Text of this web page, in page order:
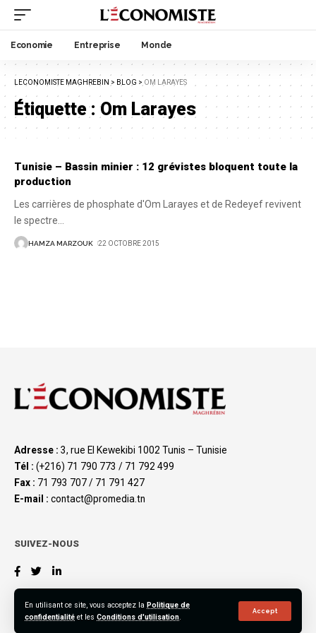
En utilisant ce site, vous acceptez la Politique de
confidentialité et les Conditions d'utilisation.
Accept
Economie Entreprise Monde
LECONOMISTE MAGHREBIN > BLOG > OM LARAYES
Étiquette :Om Larayes
Tunisie – Bassin minier : 12 grévistes bloquent toute la
production
Les carrières de phosphate d'Om Larayes et de Redeyef revivent
le spectre
HAMZA MARZOUK 22 OCTOBRE 2015
Adresse : 3, rue El Kewekibi 1002 Tunis – Tunisie
Tél : (+216) 71 790 773 / 71 792 499
Fax : 71 793 707 / 71 791 427
E-mail : contact@promedia.tn
SUIVEZ-NOUS
©2023 L’Économiste Maghrébin, All Rights Reserved